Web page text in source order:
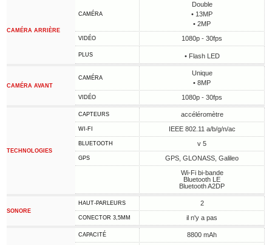
CAMÉRA ARRIÈRE
CAMÉRA
Double
• 13MP
• 2MP
VIDÉO 1080p - 30fps
PLUS • Flash LED
CAMÉRA AVANT
CAMÉRA
Unique
• 8MP
VIDÉO 1080p - 30fps
TECHNOLOGIES
CAPTEURS accéléromètre
WI-FI IEEE 802.11 a/b/g/n/ac
BLUETOOTH v 5
GPS
GPS, GLONASS, Galileo
Wi-Fi bi-bande
Bluetooth LE
Bluetooth A2DP
SONORE
HAUT-PARLEURS 2
CONECTOR 3,5MM il n'y a pas
CAPACITÉ 8800 mAh